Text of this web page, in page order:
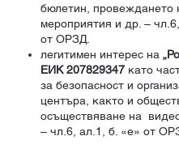
бюлетин, провеждането
мероприятия и др. –
от ОРЗД.
легитимен интерес на
ЕИК 207829347като
за безопасност и
центъра, както и
осъществяване на
– чл.6, ал.1, б. «е» от